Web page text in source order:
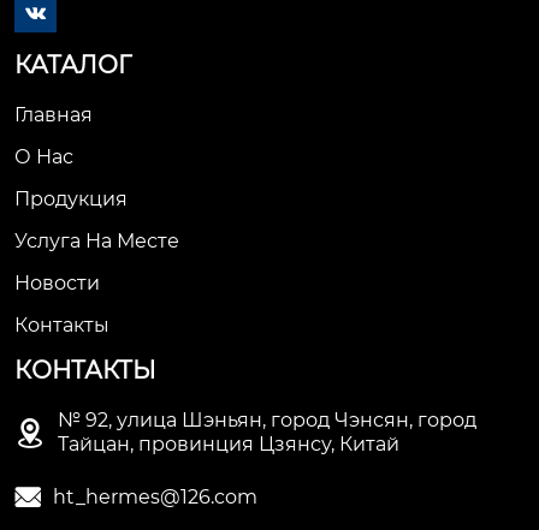

КАТАЛОГ
Главная
О Нас
Продукция
Услуга На Месте
Новости
Контакты
КОНТАКТЫ

№ 92, улица Шэньян, город Чэнсян, город
Тайцан, провинция Цзянсу, Китай
 ht_hermes@126.com